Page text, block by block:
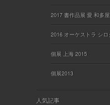
2017 書作品展 愛 和多
2016 オーケストラ シロ
個展 上海 2015
個展2013
人気記事